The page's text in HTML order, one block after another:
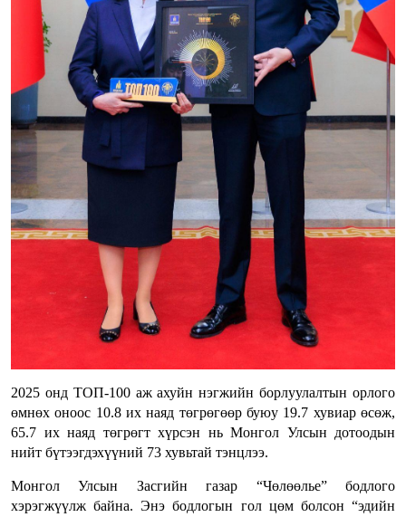
2025 онд ТОП-100 аж ахуйн нэгжийн борлуулалтын орлого
өмнөх оноос 10.8 их наяд төгрөгөөр буюу 19.7 хувиар өсөж,
65.7 их наяд төгрөгт хүрсэн нь Монгол Улсын дотоодын
нийт бүтээгдэхүүний 73 хувьтай тэнцлээ.
Монгол Улсын Засгийн газар “Чөлөөлье” бодлого
хэрэгжүүлж байна. Энэ бодлогын гол цөм болсон “эдийн